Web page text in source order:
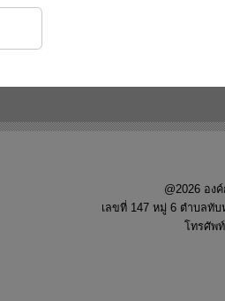
@2026 อง
เลขที่ 147 หมู่ 6 ตำบลทั
โทรศัพ